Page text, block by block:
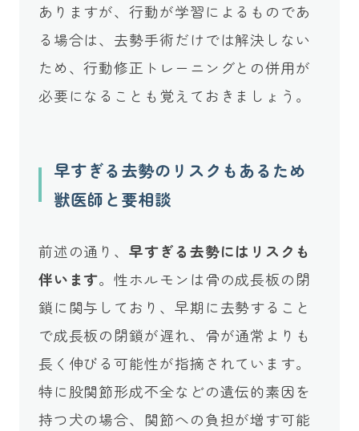
ありますが、行動が学習によるものであ
る場合は、去勢手術だけでは解決しない
ため、行動修正トレーニングとの併用が
必要になることも覚えておきましょう。
早すぎる去勢のリスクもあるため
獣医師と要相談
前述の通り、早すぎる去勢にはリスクも
伴います。性ホルモンは骨の成長板の閉
鎖に関与しており、早期に去勢すること
で成長板の閉鎖が遅れ、骨が通常よりも
長く伸びる可能性が指摘されています。
特に股関節形成不全などの遺伝的素因を
持つ犬の場合、関節への負担が増す可能